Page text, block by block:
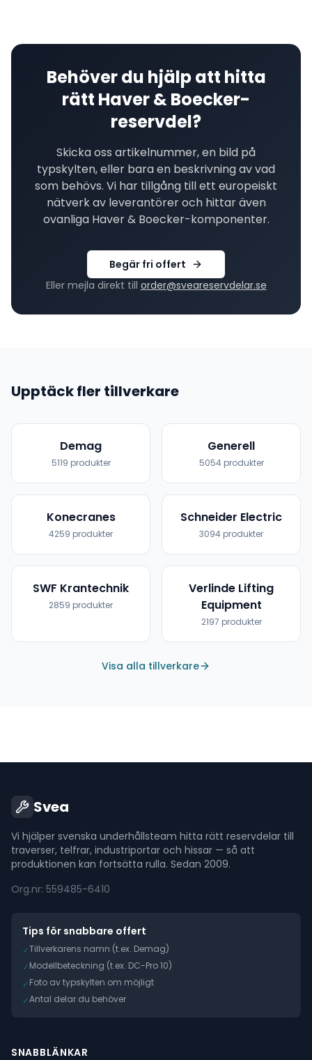
Behöver du hjälp att hitta
rätt Haver & Boecker-
reservdel?
Skicka oss artikelnummer, en bild på
typskylten, eller bara en beskrivning av vad
som behövs. Vi har tillgång till ett europeiskt
nätverk av leverantörer och hittar även
ovanliga Haver & Boecker-komponenter.
Begär fri offert
Eller mejla direkt till order@sveareservdelar.se
Upptäck fler tillverkare
Demag
5119 produkter
Generell
5054produkter
Konecranes
4259 produkter
Schneider Electric
3094 produkter
SWF Krantechnik
2859 produkter
Verlinde Lifting
Equipment
2197 produkter
Visa alla tillverkare
Svea
Vi hjälper svenska underhållsteam hitta rätt reservdelar till
traverser, telfrar, industriportar och hissar — så att
produktionen kan fortsätta rulla. Sedan 2009.
Org.nr: 559485-6410
Tips för snabbare offert
✓Tillverkarens namn (t.ex. Demag)
✓Modellbeteckning (t.ex. DC-Pro 10)
✓Foto av typskylten om möjligt
✓Antal delar du behöver
SNABBLÄNKAR